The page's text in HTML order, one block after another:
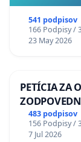
541 podpisov
166 Podpisy /
23 May 2026
PETÍCIA ZA
A ZLYHANIE
483 podpisov
156 Podpisy /
7 Jul 2026